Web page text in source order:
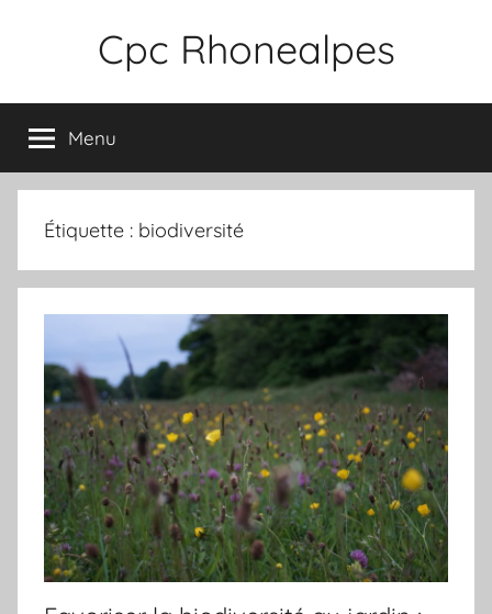
Cpc Rhonealpes
Menu
Étiquette : biodiversité